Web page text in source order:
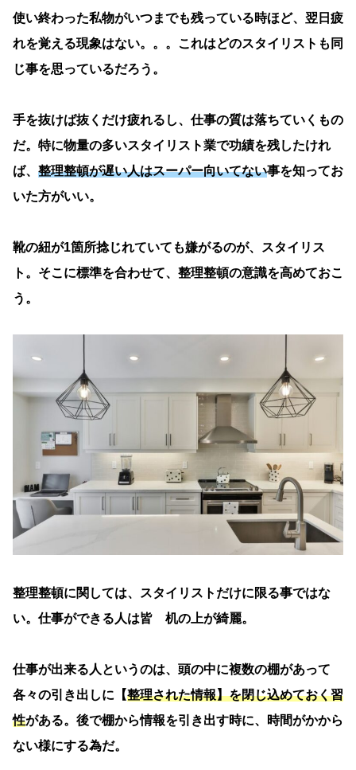
使い終わった私物がいつまでも残っている時ほど、翌日疲
れを覚える現象はない。。。これはどのスタイリストも同
じ事を思っているだろう。
手を抜けば抜くだけ疲れるし、仕事の質は落ちていくもの
だ。特に物量の多いスタイリスト業で功績を残したけれ
ば、 整理整頓が遅い人はスーパー向いてない事を知ってお
いた方がいい。
靴の紐が1箇所捻じれていても嫌がるのが、スタイリス
ト。そこに標準を合わせて、整理整頓の意識を高めておこ
う。
整理整頓に関しては、スタイリストだけに限る事ではな
い。仕事ができる人は皆 机の上が綺麗。
仕事が出来る人というのは、頭の中に複数の棚があって
各々の引き出しに【整理された情報】を閉じ込めておく習
性がある。後で棚から情報を引き出す時に、時間がかから
ない様にする為だ。